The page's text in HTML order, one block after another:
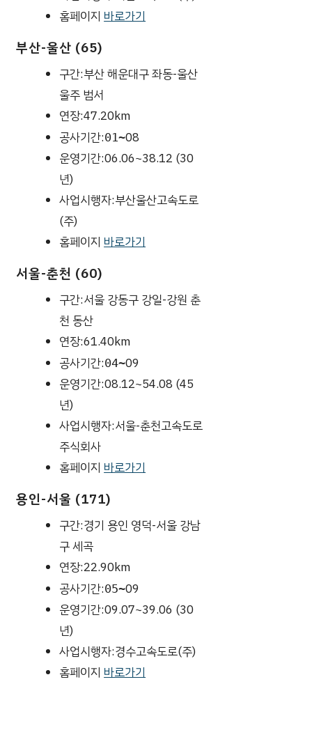
홈페이지 바로가기
부산-울산 (65)
구간:부산 해운대구 좌동-울산
울주 범서
연장:47.20km
공사기간:01~08
운영기간:06.06~38.12 (30
년)
사업시행자:부산울산고속도로
(주)
홈페이지 바로가기
서울-춘천 (60)
구간:서울 강동구 강일-강원 춘
천 동산
연장:61.40km
공사기간:04~09
운영기간:08.12~54.08 (45
년)
사업시행자:서울-춘천고속도로
주식회사
홈페이지 바로가기
용인-서울 (171)
구간:경기 용인 영덕-서울 강남
구 세곡
연장:22.90km
공사기간:05~09
운영기간:09.07~39.06 (30
년)
사업시행자:경수고속도로(주)
홈페이지 바로가기